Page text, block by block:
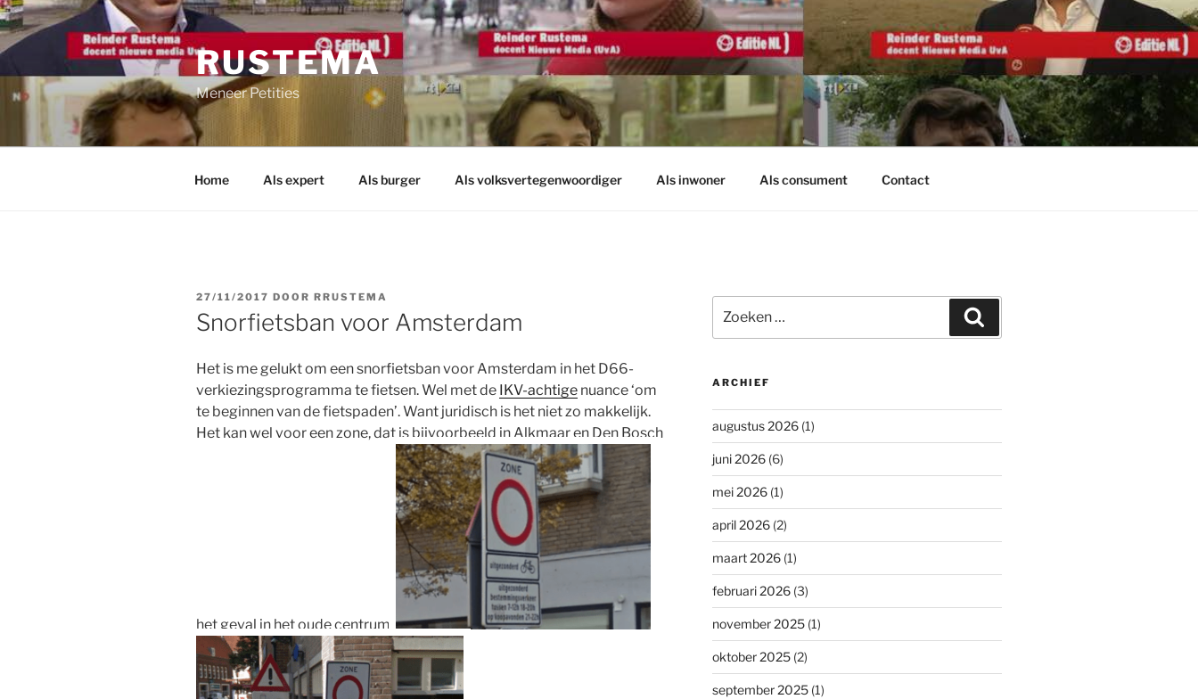
Ga
naar
de
inhoud
RUSTEMA
Meneer Petities
Home Als expert Als burger Als volksvertegenwoordiger Als inwoner Als consument Contact
GEPLAATST
OP
27/11/2017 DOOR RRUSTEMA
Snorfietsban voor Amsterdam
Het is me gelukt om een snorfietsban voor Amsterdam in het D66-
verkiezingsprogramma te fietsen. Wel met de IKV-achtige nuance ‘om
te beginnen van de fietspaden’. Want juridisch is het niet zo makkelijk.
Het kan wel voor een zone, dat is bijvoorbeeld in Alkmaar en Den Bosch
het geval in het oude centrum.
naar:
ARCHIEF
augustus 2026(1)
juni 2026(6)
mei 2026(1)
april 2026(2)
maart 2026(1)
februari 2026(3)
november 2025(1)
oktober 2025(2)
september 2025(1)